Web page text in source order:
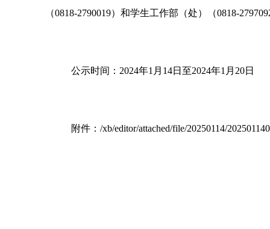
（0818-2790019）和学生工作部（处）（0818-
公示时间： 2024年1月 14日至2024年1月20日
附件：/xb/editor/attached/file/20250114/